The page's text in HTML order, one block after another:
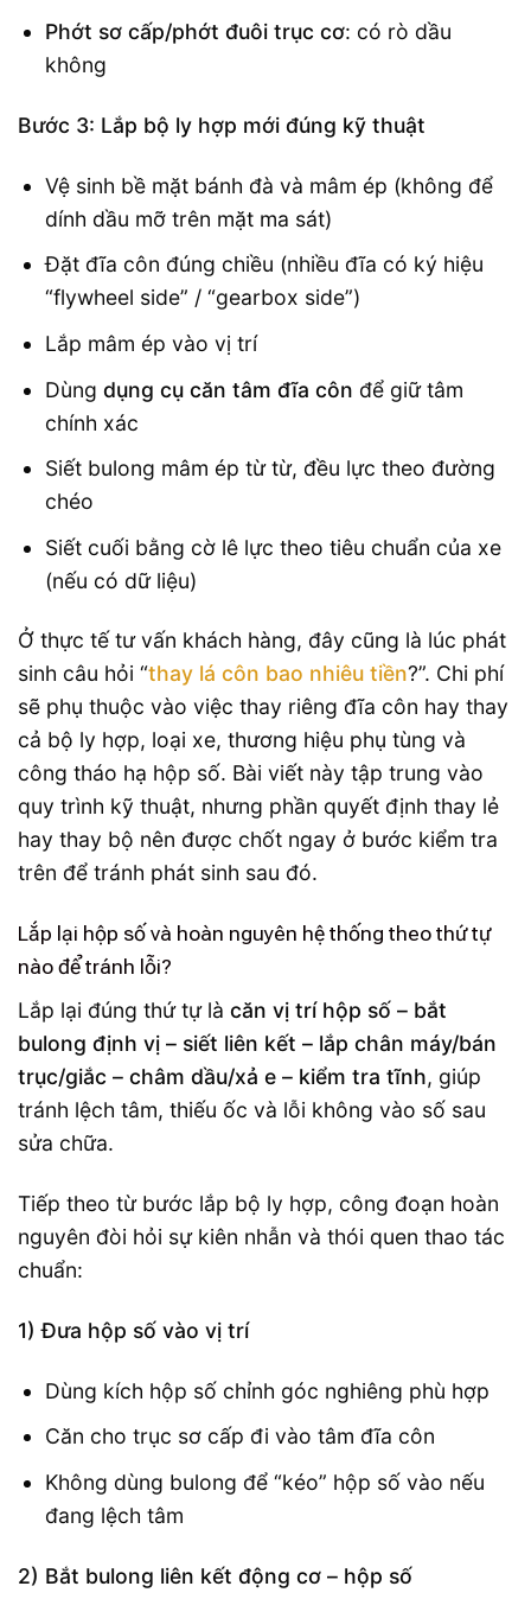
Phớt sơ cấp/phớt đuôi trục cơ: có rò dầu
không
Bước 3: Lắp bộ ly hợp mới đúng kỹ thuật
Vệ sinh bề mặt bánh đà và mâm ép (không để
dính dầu mỡ trên mặt ma sát)
Đặt đĩa côn đúng chiều (nhiều đĩa có ký hiệu
“flywheel side” / “gearbox side”)
Lắp mâm ép vào vị trí
Dùng dụng cụ căn tâm đĩa côn để giữ tâm
chính xác
Siết bulong mâm ép từ từ, đều lực theo đường
chéo
Siết cuối bằng cờ lê lực theo tiêu chuẩn của xe
(nếu có dữ liệu)
Ở thực tế tư vấn khách hàng, đây cũng là lúc phát
sinh câu hỏi “thay lá côn bao nhiêu tiền?”. Chi phí
sẽ phụ thuộc vào việc thay riêng đĩa côn hay thay
cả bộ ly hợp, loại xe, thương hiệu phụ tùng và
công tháo hạ hộp số. Bài viết này tập trung vào
quy trình kỹ thuật, nhưng phần quyết định thay lẻ
hay thay bộ nên được chốt ngay ở bước kiểm tra
trên để tránh phát sinh sau đó.
Lắp lại hộp số và hoàn nguyên hệ thống theo thứ tự
nào để tránh lỗi?
Lắp lại đúng thứ tự là căn vị trí hộp số – bắt
bulong định vị – siết liên kết – lắp chân máy/bán
trục/giắc – châm dầu/xả e – kiểm tra tĩnh, giúp
tránh lệch tâm, thiếu ốc và lỗi không vào số sau
sửa chữa.
Tiếp theo từ bước lắp bộ ly hợp, công đoạn hoàn
nguyên đòi hỏi sự kiên nhẫn và thói quen thao tác
chuẩn:
1) Đưa hộp số vào vị trí
Dùng kích hộp số chỉnh góc nghiêng phù hợp
Căn cho trục sơ cấp đi vào tâm đĩa côn
Không dùng bulong để “kéo” hộp số vào nếu
đang lệch tâm
2) Bắt bulong liên kết động cơ – hộp số